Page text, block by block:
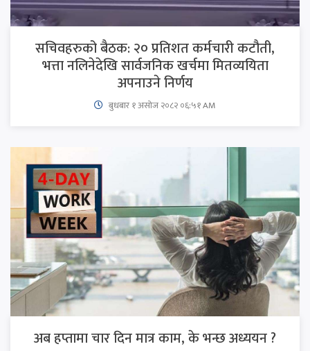
सचिवहरुको बैठक: २० प्रतिशत कर्मचारी कटौती,
भत्ता नलिनेदेखि सार्वजनिक खर्चमा मितव्ययिता
अपनाउने निर्णय
बुधबार १ असोज २०८२ ०६:५१ AM
अब हप्तामा चार दिन मात्र काम, के भन्छ अध्ययन ?